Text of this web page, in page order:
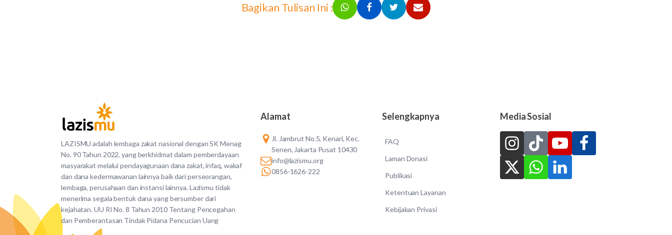
Bagikan Tulisan Ini :
LAZISMU adalah lembaga zakat nasional dengan SK Menag
No. 90 Tahun 2022, yang berkhidmat dalam pemberdayaan
masyarakat melalui pendayagunaan dana zakat, infaq, wakaf
dan dana kedermawanan lainnya baik dari perseorangan,
lembaga, perusahaan dan instansi lainnya. Lazismu tidak
menerima segala bentuk dana yang bersumber dari
kejahatan. UU RI No. 8 Tahun 2010 Tentang Pencegahan
dan Pemberantasan Tindak Pidana Pencucian Uang
Alamat
Jl. Jambrut No.5, Kenari, Kec.
Senen, Jakarta Pusat 10430
info@lazismu.org
0856-1626-222
Selengkapnya
FAQ
Laman Donasi
Publikasi
Ketentuan Layanan
Kebijakan Privasi
Media Sosial